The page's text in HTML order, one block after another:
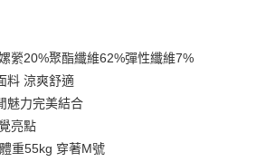
台北富邦商業銀行
台中商業銀行
永豐商業銀行
縈20%聚酯纖維62%彈性纖維7%
料 涼爽舒適
魅力完美結合
亮點
重55kg 穿著M號